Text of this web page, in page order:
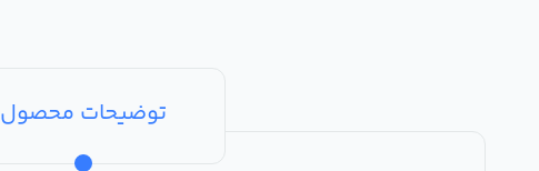
توضیحات محصول